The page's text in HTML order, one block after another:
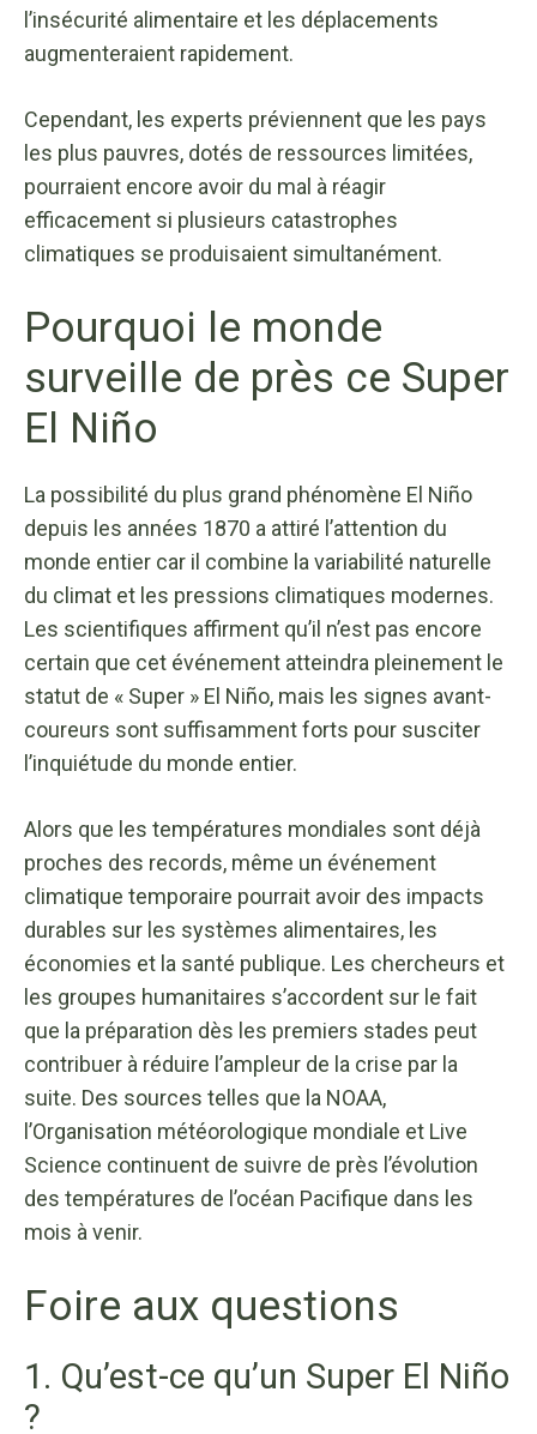
l’insécurité alimentaire et les déplacements
augmenteraient rapidement.
Cependant, les experts préviennent que les pays
les plus pauvres, dotés de ressources limitées,
pourraient encore avoir du mal à réagir
efficacement si plusieurs catastrophes
climatiques se produisaient simultanément.
Pourquoi le monde
surveille de près ce Super
El Niño
La possibilité du plus grand phénomène El Niño
depuis les années 1870 a attiré l’attention du
monde entier car il combine la variabilité naturelle
du climat et les pressions climatiques modernes.
Les scientifiques affirment qu’il n’est pas encore
certain que cet événement atteindra pleinement le
statut de « Super » El Niño, mais les signes avant-
coureurs sont suffisamment forts pour susciter
l’inquiétude du monde entier.
Alors que les températures mondiales sont déjà
proches des records, même un événement
climatique temporaire pourrait avoir des impacts
durables sur les systèmes alimentaires, les
économies et la santé publique. Les chercheurs et
les groupes humanitaires s’accordent sur le fait
que la préparation dès les premiers stades peut
contribuer à réduire l’ampleur de la crise par la
suite. Des sources telles que la NOAA,
l’Organisation météorologique mondiale et Live
Science continuent de suivre de près l’évolution
des températures de l’océan Pacifique dans les
mois à venir.
Foire aux questions
1. Qu’est-ce qu’un Super El Niño
?